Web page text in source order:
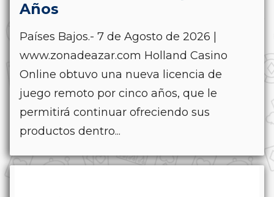
Años
Países Bajos.- 7 de Agosto de 2026 |
www.zonadeazar.com Holland Casino
Online obtuvo una nueva licencia de
juego remoto por cinco años, que le
permitirá continuar ofreciendo sus
productos dentro...